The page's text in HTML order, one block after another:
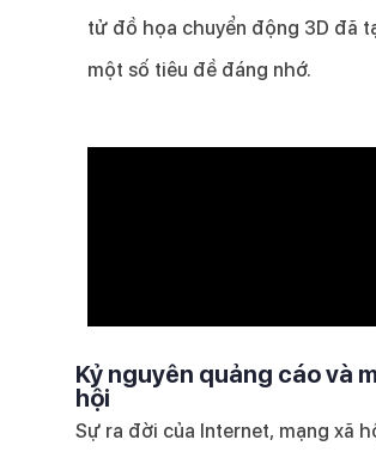
tử đồ họa chuyển động 3D đã
một số tiêu đề đáng nhớ.
Kỷ nguyên quảng cáo và
hội
Sự ra đời của Internet, mạng xã